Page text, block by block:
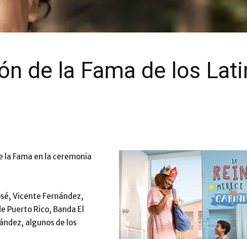
de la Fama de los
la Fama en la ceremonia
Vicente Fernández,
Puerto Rico, Banda El
algunos de los